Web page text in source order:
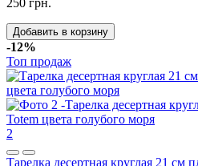
250 грн.
Добавить в корзину
-12%
Топ продаж
2
Тарелка десертная круглая 21 см